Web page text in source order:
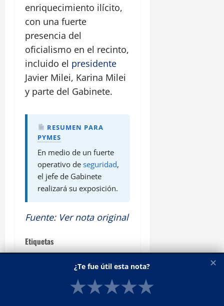
enriquecimiento ilícito,
con una fuerte
presencia del
oficialismo en el recinto,
incluido el presidente
Javier Milei, Karina Milei
y parte del Gabinete.
RESUMEN PARA
PYMES
En medio de un fuerte
operativo de seguridad,
el jefe de Gabinete
realizará su exposición.
Fuente: Ver nota original
Etiquetas
Comenzó
congreso
✕
¿Te fue útil esta nota?
★★★★★